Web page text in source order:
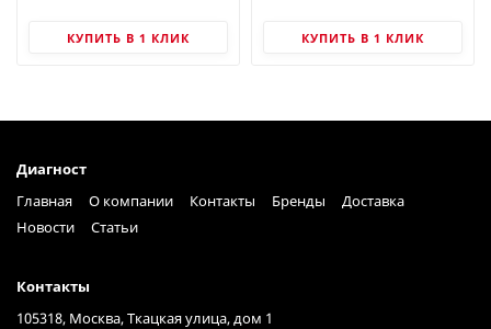
КУПИТЬ В 1 КЛИК КУПИТЬ В 1 КЛИК
Диагност
Главная
О компании Контакты Бренды
Доставка
Новости
Статьи
Контакты
105318, Москва, Ткацкая улица, дом 1